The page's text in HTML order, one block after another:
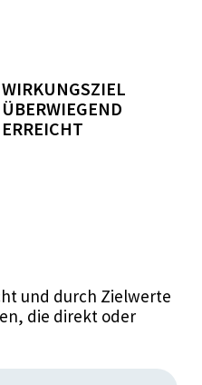
WIRKUNGSZIEL
ÜBERWIEGEND
ERREICHT
und durch Zielwerte
die direkt oder